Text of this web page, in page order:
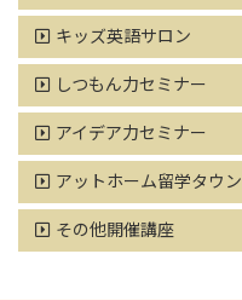
キッズ英語サロン
しつもん力セミナー
アイデア力セミナー
アットホーム留学タウン
その他開催講座